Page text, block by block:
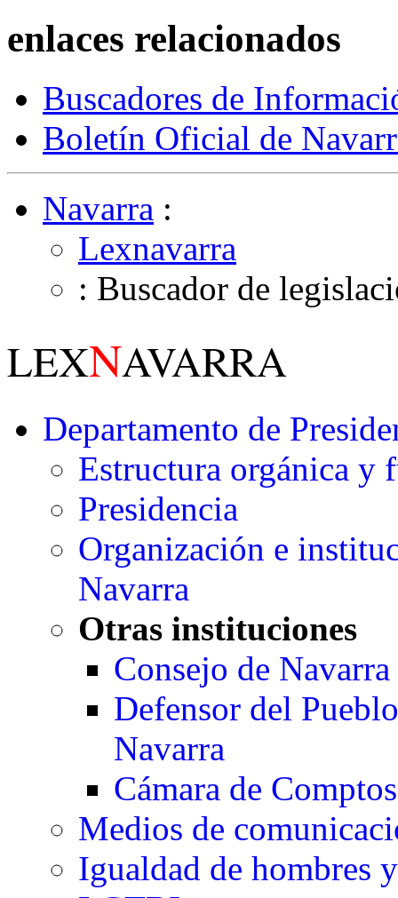
enlaces relacionados
Buscadores de
Boletín Oficial de
Navarra :
Lexnavarra
: Buscador de
LEXNAVARRA
Departamento de
Estructura orgánica y
Presidencia
Organización e
Navarra
Otras instituciones
Consejo de Navarra
Defensor del
Navarra
Cámara de Comptos
Medios de
Igualdad de hombres